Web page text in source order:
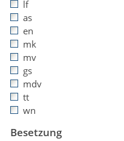
lf
as
en
mk
mv
gs
mdv
tt
wn
Besetzung